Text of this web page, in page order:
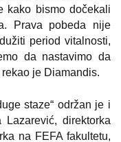
kako bismo dočekali
Prava pobeda nije
period vitalnosti,
da nastavimo da
je Diamandis.
staze“ održan je i
direktorka
na FEFA fakultetu,